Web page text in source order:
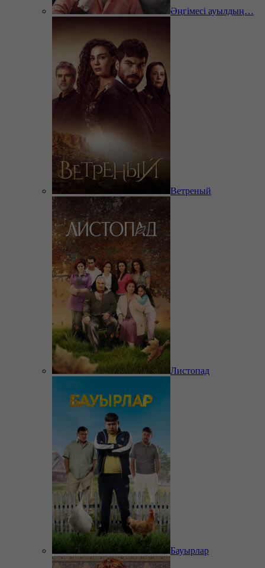
Әңгімесі ауылдың…
Ветреный
Листопад
Бауырлар